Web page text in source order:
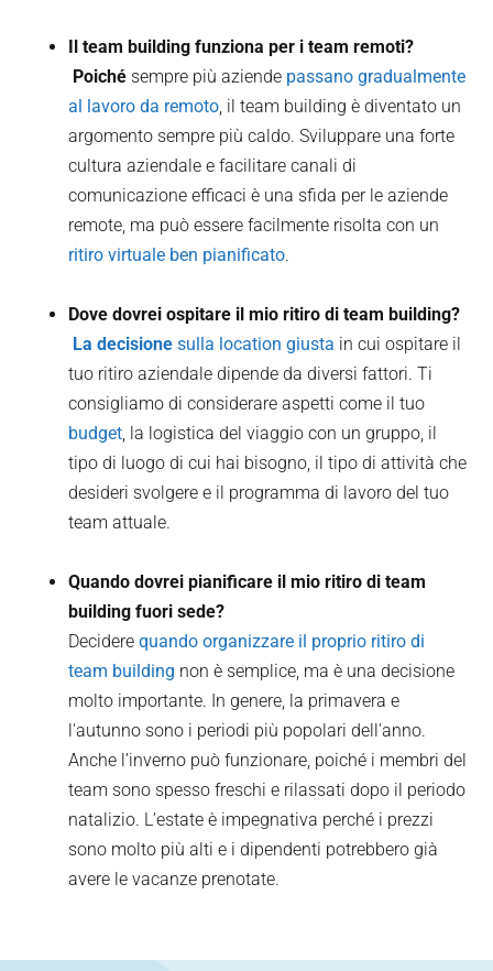
Il team building funziona per i team remoti?
‍ Poiché sempre più aziende passano gradualmente
al lavoro da remoto, il team building è diventato un
argomento sempre più caldo. Sviluppare una forte
cultura aziendale e facilitare canali di
comunicazione efficaci è una sfida per le aziende
remote, ma può essere facilmente risolta con un
ritiro virtuale ben pianificato.
Dove dovrei ospitare il mio ritiro di team building?
‍ La decisione sulla location giusta in cui ospitare il
tuo ritiro aziendale dipende da diversi fattori. Ti
consigliamo di considerare aspetti come il tuo
budget, la logistica del viaggio con un gruppo, il
tipo di luogo di cui hai bisogno, il tipo di attività che
desideri svolgere e il programma di lavoro del tuo
team attuale.
Quando dovrei pianificare il mio ritiro di team
building fuori sede?
Deciderequando organizzare il proprio ritiro di
team building non è semplice, ma è una decisione
molto importante. In genere, la primavera e
l'autunno sono i periodi più popolari dell'anno.
Anche l’inverno può funzionare, poiché i membri del
team sono spesso freschi e rilassati dopo il periodo
natalizio. L’estate è impegnativa perché i prezzi
sono molto più alti e i dipendenti potrebbero già
avere le vacanze prenotate.